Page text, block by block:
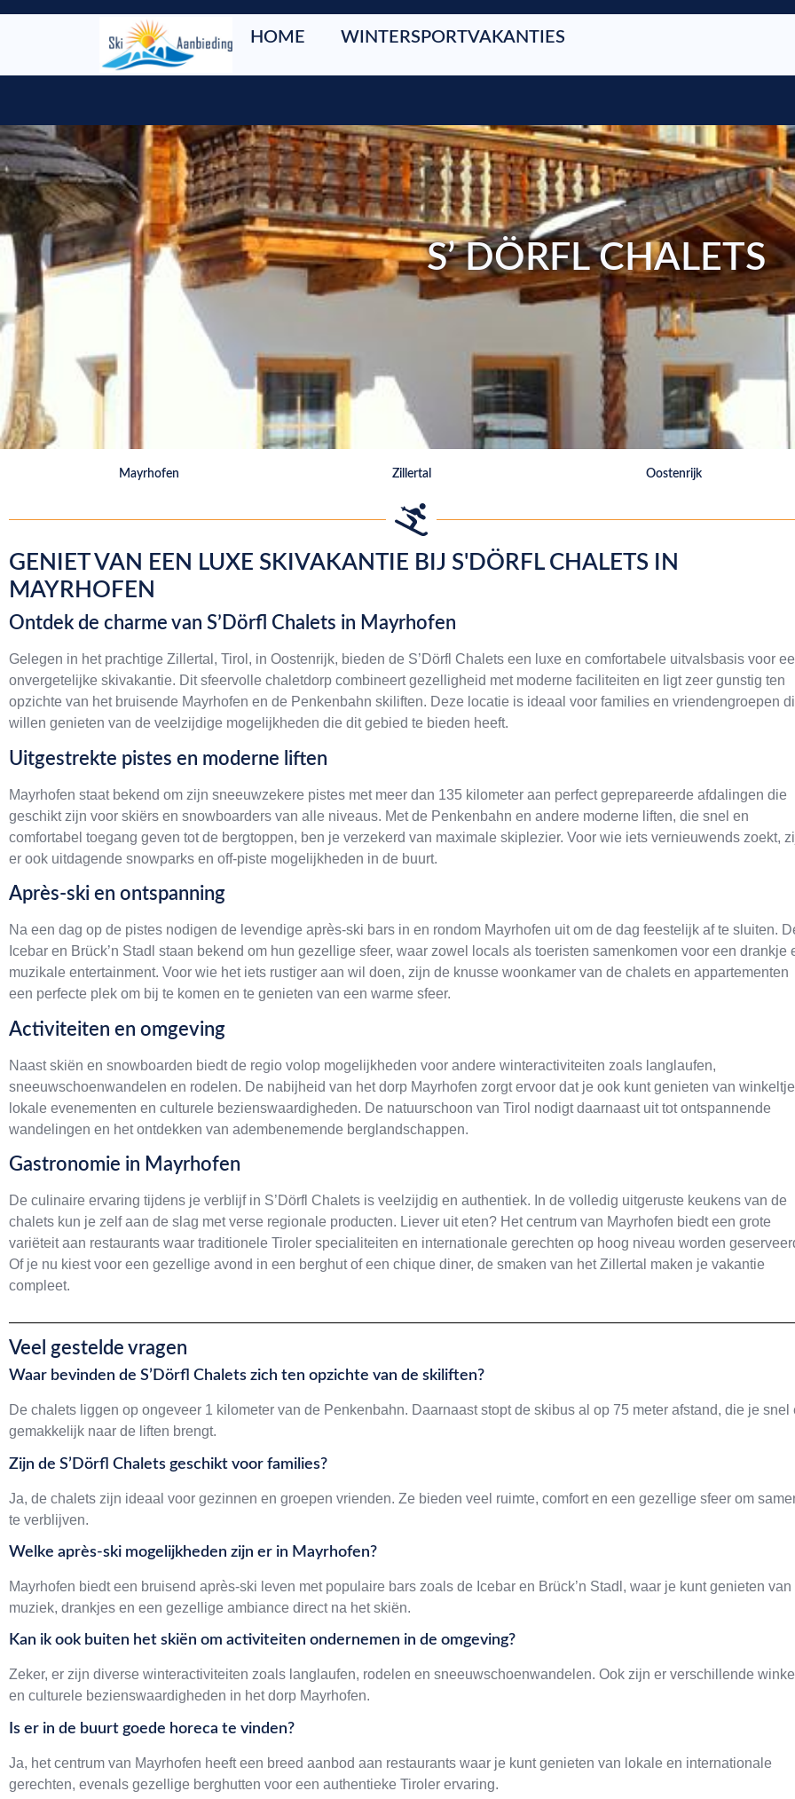
HOME WINTERSPORTVAKANTIES
S’ DÖRFL CHALETS
Mayrhofen Zillertal Oostenrijk
GENIET VAN EEN LUXE SKIVAKANTIE BIJ S'DÖRFL CHALETS IN
MAYRHOFEN
Ontdek de charme van S’Dörfl Chalets in Mayrhofen
Gelegen in het prachtige Zillertal, Tirol, in Oostenrijk, bieden de S’Dörfl Chalets een luxe en comfortabele uitvalsbasis voor
onvergetelijke skivakantie. Dit sfeervolle chaletdorp combineert gezelligheid met moderne faciliteiten en ligt zeer gunstig ten
opzichte van het bruisende Mayrhofen en de Penkenbahn skiliften. Deze locatie is ideaal voor families en vriendengroepen
willen genieten van de veelzijdige mogelijkheden die dit gebied te bieden heeft.
Uitgestrekte pistes en moderne liften
Mayrhofen staat bekend om zijn sneeuwzekere pistes met meer dan 135 kilometer aan perfect geprepareerde afdalingen die
geschikt zijn voor skiërs en snowboarders van alle niveaus. Met de Penkenbahn en andere moderne liften, die snel en
comfortabel toegang geven tot de bergtoppen, ben je verzekerd van maximale skiplezier. Voor wie iets vernieuwends zoekt,
er ook uitdagende snowparks en off-piste mogelijkheden in de buurt.
Après-ski en ontspanning
Na een dag op de pistes nodigen de levendige après-ski bars in en rondom Mayrhofen uit om de dag feestelijk af te sluiten.
Icebar en Brück’n Stadl staan bekend om hun gezellige sfeer, waar zowel locals als toeristen samenkomen voor een drankje
muzikale entertainment. Voor wie het iets rustiger aan wil doen, zijn de knusse woonkamer van de chalets en appartementen
een perfecte plek om bij te komen en te genieten van een warme sfeer.
Activiteiten en omgeving
Naast skiën en snowboarden biedt de regio volop mogelijkheden voor andere winteractiviteiten zoals langlaufen,
sneeuwschoenwandelen en rodelen. De nabijheid van het dorp Mayrhofen zorgt ervoor dat je ook kunt genieten van
lokale evenementen en culturele bezienswaardigheden. De natuurschoon van Tirol nodigt daarnaast uit tot ontspannende
wandelingen en het ontdekken van adembenemende berglandschappen.
Gastronomie in Mayrhofen
De culinaire ervaring tijdens je verblijf in S’Dörfl Chalets is veelzijdig en authentiek. In de volledig uitgeruste keukens van de
chalets kun je zelf aan de slag met verse regionale producten. Liever uit eten? Het centrum van Mayrhofen biedt een grote
variëteit aan restaurants waar traditionele Tiroler specialiteiten en internationale gerechten op hoog niveau worden
Of je nu kiest voor een gezellige avond in een berghut of een chique diner, de smaken van het Zillertal maken je vakantie
compleet.
Veel gestelde vragen
Waar bevinden de S’Dörfl Chalets zich ten opzichte van de skiliften?
De chalets liggen op ongeveer 1 kilometer van de Penkenbahn. Daarnaast stopt de skibus al op 75 meter afstand, die je snel
gemakkelijk naar de liften brengt.
Zijn de S’Dörfl Chalets geschikt voor families?
Ja, de chalets zijn ideaal voor gezinnen en groepen vrienden. Ze bieden veel ruimte, comfort en een gezellige sfeer om
te verblijven.
Welke après-ski mogelijkheden zijn er in Mayrhofen?
Mayrhofen biedt een bruisend après-ski leven met populaire bars zoals de Icebar en Brück’n Stadl, waar je kunt genieten van
muziek, drankjes en een gezellige ambiance direct na het skiën.
Kan ik ook buiten het skiën om activiteiten ondernemen in de omgeving?
Zeker, er zijn diverse winteractiviteiten zoals langlaufen, rodelen en sneeuwschoenwandelen. Ook zijn er verschillende
en culturele bezienswaardigheden in het dorp Mayrhofen.
Is er in de buurt goede horeca te vinden?
Ja, het centrum van Mayrhofen heeft een breed aanbod aan restaurants waar je kunt genieten van lokale en internationale
gerechten, evenals gezellige berghutten voor een authentieke Tiroler ervaring.